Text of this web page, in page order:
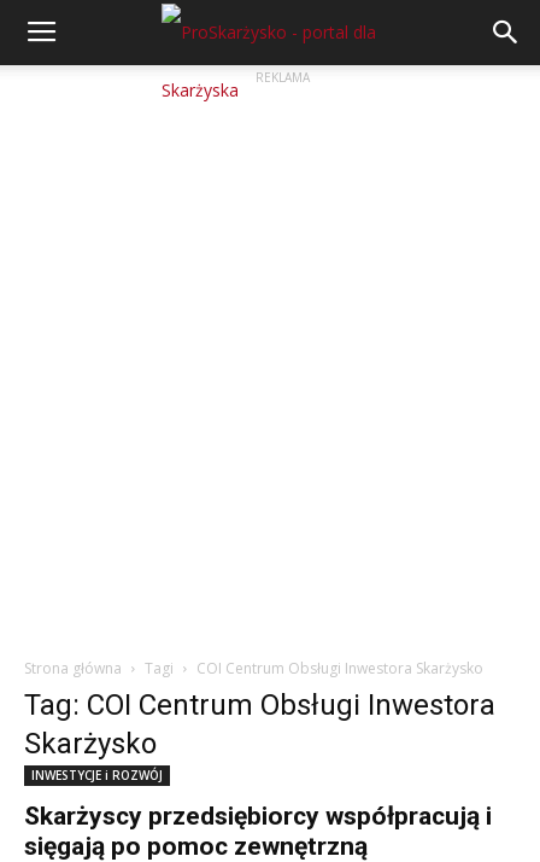
REKLAMA
Strona główna Tagi COI Centrum Obsługi Inwestora Skarżysko
Tag: COI Centrum Obsługi Inwestora
Skarżysko
INWESTYCJE i ROZWÓJ
Skarżyscy przedsiębiorcy współpracują i
sięgają po pomoc zewnętrzną